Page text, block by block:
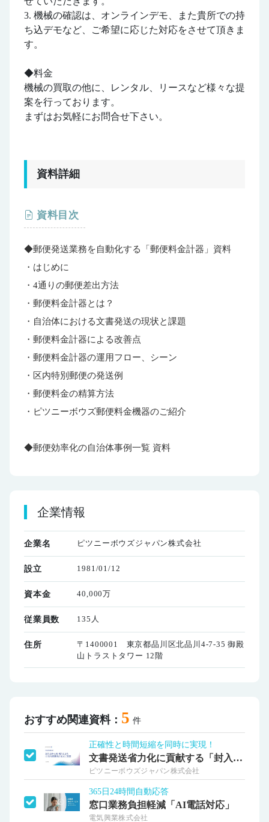
3. 機械の確認は、オンラインデモ、また貴所での持
ち込デモなど、ご希望に応じた対応をさせて頂きま
す。
◆料金
機械の買取の他に、レンタル、リースなど様々な提
案を行っております。
まずはお気軽にお問合せ下さい。
資料詳細
資料目次
◆郵便発送業務を自動化する「郵便料金計器」資料
・はじめに
・4通りの郵便差出方法
・郵便料金計器とは？
・自治体における文書発送の現状と課題
・郵便料金計器による改善点
・郵便料金計器の運用フロー、シーン
・区内特別郵便の発送例
・郵便料金の精算方法
・ピツニーボウズ郵便料金機器のご紹介
◆郵便効率化の自治体事例一覧 資料
企業情報
企業名 ピツニーボウズジャパン株式会社
設立 1981/01/12
資本金 40,000万
従業員数 135人
住所
〒1400001 東京都品川区北品川4-7-35 御殿
山トラストタワー 12階
おすすめ関連資料： 5 件
正確性と時間短縮を同時に実現！
文書発送省力化に貢献する「封入封かん機」
ピツニーボウズジャパン株式会社
365日24時間自動応答
窓口業務負担軽減「AI電話対応」
電気興業株式会社